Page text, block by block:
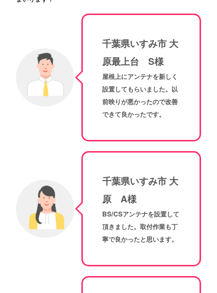
千葉県いすみ市 大
原最上台 S様
屋根上にアンテナを新しく
設置してもらいました。以
前映りが悪かったので改善
できて良かったです。
千葉県いすみ市 大
原 A様
BS/CSアンテナを設置して
頂きました。取付作業も丁
寧で良かったと思います。